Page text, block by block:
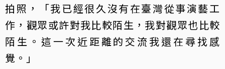
拍照，「我已經很久沒有在臺灣從事演藝工
作，觀眾或許對我比較陌生，我對觀眾也比較
陌生。這一次近距離的交流我還在尋找感
覺。」